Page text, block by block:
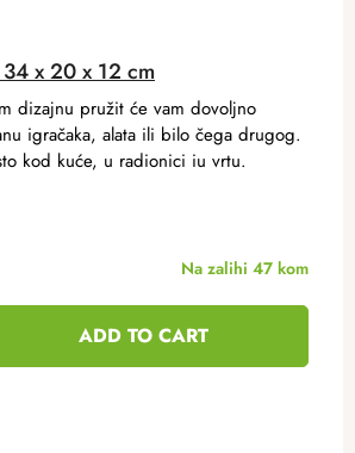
x 20 x 12 cm
Na zalihi 47 kom
ADD TO CART
dizajnu pružit će vam dovoljno
igračaka, alata ili bilo čega drugog.
kod kuće, u radionici iu vrtu.